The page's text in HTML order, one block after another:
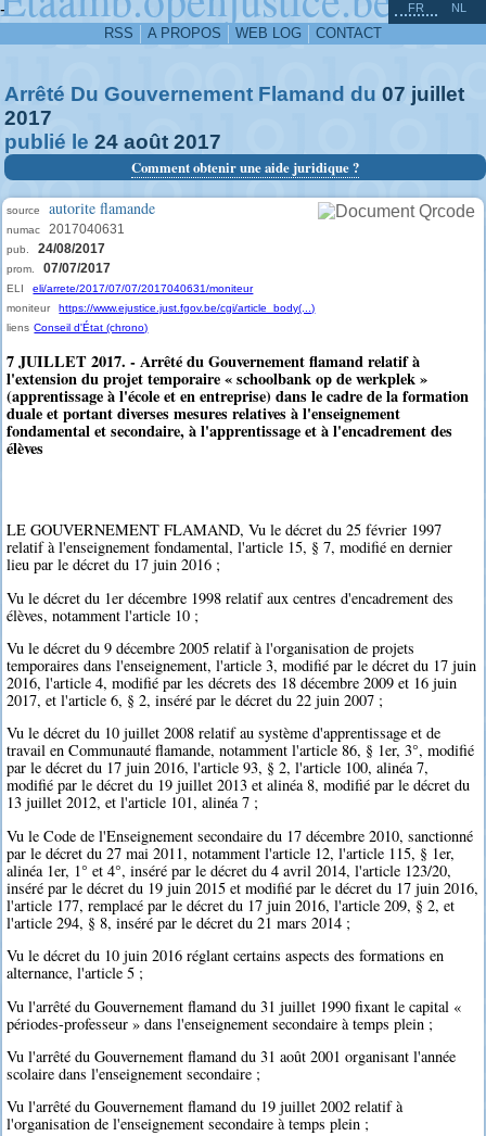
-
RSS A PROPOS WEB LOG CONTACT
FR NL
Arrêté Du Gouvernement Flamand du 07 juillet
2017
publié le 24 août 2017
Comment obtenir une aide juridique ?
source autorite flamande
numac 2017040631
pub. 24/08/2017
prom. 07/07/2017
ELI
eli/arrete/2017/07/07/2017040631/moniteur
moniteur
https://www.ejustice.just.fgov.be/cgi/article_body(...)
liens Conseil d'État (chrono)
7 JUILLET 2017. - Arrêté du Gouvernement flamand relatif à
l'extension du projet temporaire « schoolbank op de werkplek »
(apprentissage à l'école et en entreprise) dans le cadre de la formation
duale et portant diverses mesures relatives à l'enseignement
fondamental et secondaire, à l'apprentissage et à l'encadrement des
élèves
LE GOUVERNEMENT FLAMAND, Vu le décret du 25 février 1997
relatif à l'enseignement fondamental, l'article 15, § 7, modifié en dernier
lieu par le décret du 17 juin 2016 ;
Vu le décret du 1er décembre 1998 relatif aux centres d'encadrement des
élèves, notamment l'article 10 ;
Vu le décret du 9 décembre 2005 relatif à l'organisation de projets
temporaires dans l'enseignement, l'article 3, modifié par le décret du 17 juin
2016, l'article 4, modifié par les décrets des 18 décembre 2009 et 16 juin
2017, et l'article 6, § 2, inséré par le décret du 22 juin 2007 ;
Vu le décret du 10 juillet 2008 relatif au système d'apprentissage et de
travail en Communauté flamande, notamment l'article 86, § 1er, 3°, modifié
par le décret du 17 juin 2016, l'article 93, § 2, l'article 100, alinéa 7,
modifié par le décret du 19 juillet 2013 et alinéa 8, modifié par le décret du
13 juillet 2012, et l'article 101, alinéa 7 ;
Vu le Code de l'Enseignement secondaire du 17 décembre 2010, sanctionné
par le décret du 27 mai 2011, notamment l'article 12, l'article 115, § 1er,
alinéa 1er, 1° et 4°, inséré par le décret du 4 avril 2014, l'article 123/20,
inséré par le décret du 19 juin 2015 et modifié par le décret du 17 juin 2016,
l'article 177, remplacé par le décret du 17 juin 2016, l'article 209, § 2, et
l'article 294, § 8, inséré par le décret du 21 mars 2014 ;
Vu le décret du 10 juin 2016 réglant certains aspects des formations en
alternance, l'article 5 ;
Vu l'arrêté du Gouvernement flamand du 31 juillet 1990 fixant le capital «
périodes-professeur » dans l'enseignement secondaire à temps plein ;
Vu l'arrêté du Gouvernement flamand du 31 août 2001 organisant l'année
scolaire dans l'enseignement secondaire ;
Vu l'arrêté du Gouvernement flamand du 19 juillet 2002 relatif à
l'organisation de l'enseignement secondaire à temps plein ;
^